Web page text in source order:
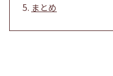
まとめ